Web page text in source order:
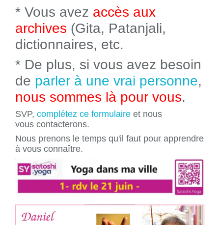
* Vous avez accès aux
archives (Gita, Patanjali,
dictionnaires, etc.
* De plus, si vous avez besoin
de parler à une vrai personne,
nous sommes là pour vous.
SVP, complétez ce formulaire et nous
vous contacterons.
Nous prenons le temps qu'il faut pour apprendre
à vous connaître.